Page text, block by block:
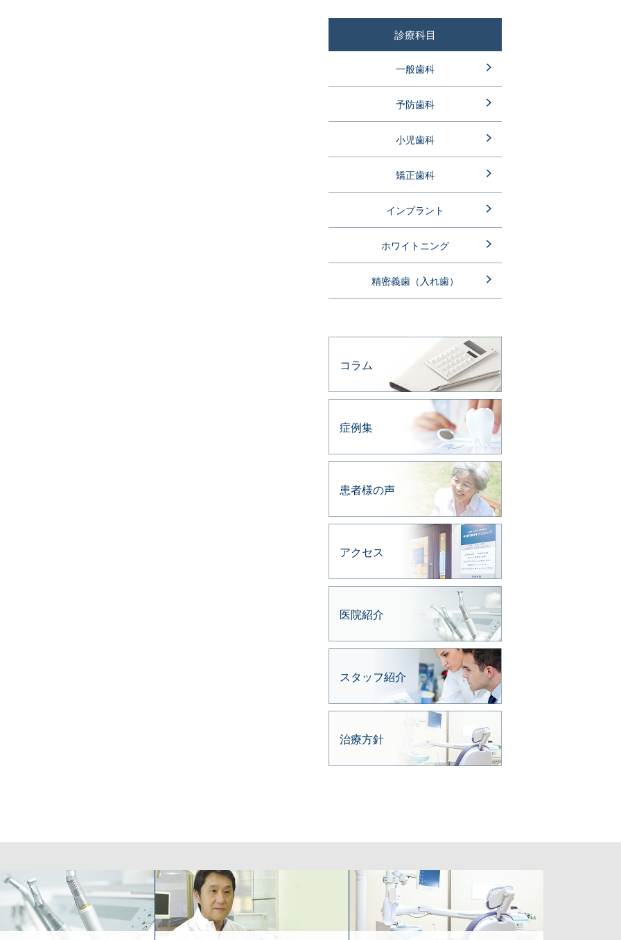
診療科目
一般歯科
予防歯科
小児歯科
矯正歯科
インプラント
ホワイトニング
精密義歯（入れ歯）
コラム
症例集
患者様の声
アクセス
医院紹介
スタッフ紹介
治療方針